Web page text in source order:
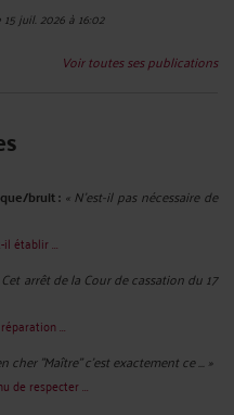
15 juil. 2026 à 16:02
Voir toutes ses publications
bruit : « N'est-il pas nécessaire de
établir ...
Cet arrêt de la Cour de cassation du 17
...
cher "Maître" c'est exactement ce ... »
de respecter ...